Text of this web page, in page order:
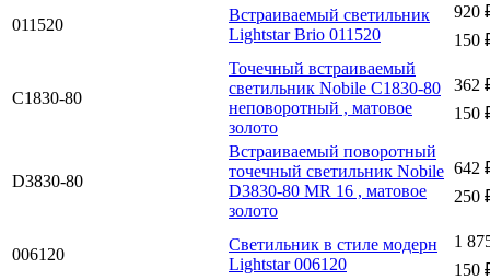
011520
Встраиваемый светильник
Lightstar Brio 011520
920
150
C1830-80
Точечный встраиваемый
светильник Nobile C1830-80
неповоротный , матовое
золото
362
150
D3830-80
Встраиваемый поворотный
точечный светильник Nobile
D3830-80 MR 16 , матовое
золото
642
250
006120
Светильник в стиле модерн
Lightstar 006120
1
150